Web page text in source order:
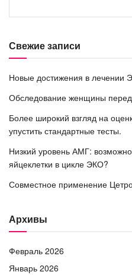
Свежие записи
Новые достижения в лечении
Обследование женщины
Более широкий взгляд на
упустить стандартные тесты.
Низкий уровень АМГ:
яйцеклетки в цикле ЭКО?
Совместное применение
Архивы
Февраль 2026
Январь 2026